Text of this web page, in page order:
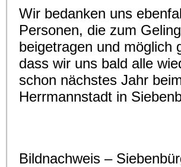
Wir bedanken uns
Personen, die zum
beigetragen und möglich
dass wir uns bald alle
schon nächstes Jahr
Herrmannstadt in
Bildnachweis –